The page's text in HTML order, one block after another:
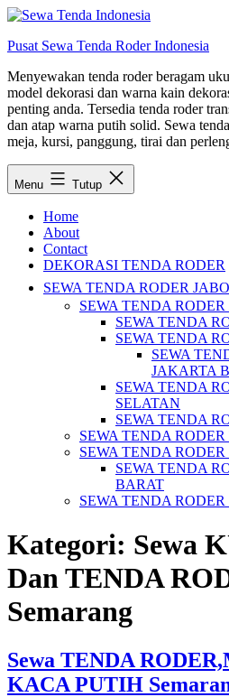
Lewati
konten
Pusat Sewa Tenda Roder Indonesia
Menyewakan tenda roder beragam
model dekorasi dan warna kain
penting anda. Tersedia tenda roder
dan atap warna putih solid. Sewa
meja, kursi, panggung, tirai dan
Menu Tutup
Home
About
Contact
DEKORASI TENDA RODER
SEWA TENDA RODER
SEWA TENDA
SEWA TENDA
SEWA TENDA
SEWA
JAKARTA
SEWA TENDA
SELATAN
SEWA TENDA
SEWA TENDA
SEWA TENDA
SEWA TENDA
BARAT
SEWA TENDA
Kategori: Sewa
Dan TENDA
Semarang
Sewa TENDA
KACA PUTIH